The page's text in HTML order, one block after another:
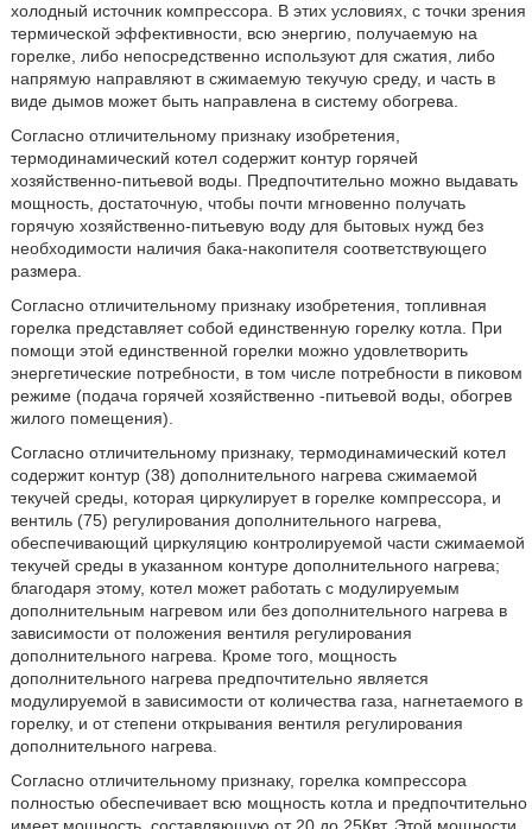
холодный источник компрессора. В этих условиях, с точки зрения
термической эффективности, всю энергию, получаемую на
горелке, либо непосредственно используют для сжатия, либо
напрямую направляют в сжимаемую текучую среду, и часть в
виде дымов может быть направлена в систему обогрева.
Согласно отличительному признаку изобретения,
термодинамический котел содержит контур горячей
хозяйственно-питьевой воды. Предпочтительно можно выдавать
мощность, достаточную, чтобы почти мгновенно получать
горячую хозяйственно-питьевую воду для бытовых нужд без
необходимости наличия бака-накопителя соответствующего
размера.
Согласно отличительному признаку изобретения, топливная
горелка представляет собой единственную горелку котла. При
помощи этой единственной горелки можно удовлетворить
энергетические потребности, в том числе потребности в пиковом
режиме (подача горячей хозяйственно -питьевой воды, обогрев
жилого помещения).
Согласно отличительному признаку, термодинамический котел
содержит контур (38) дополнительного нагрева сжимаемой
текучей среды, которая циркулирует в горелке компрессора, и
вентиль (75) регулирования дополнительного нагрева,
обеспечивающий циркуляцию контролируемой части сжимаемой
текучей среды в указанном контуре дополнительного нагрева;
благодаря этому, котел может работать с модулируемым
дополнительным нагревом или без дополнительного нагрева в
зависимости от положения вентиля регулирования
дополнительного нагрева. Кроме того, мощность
дополнительного нагрева предпочтительно является
модулируемой в зависимости от количества газа, нагнетаемого в
горелку, и от степени открывания вентиля регулирования
дополнительного нагрева.
Согласно отличительному признаку, горелка компрессора
полностью обеспечивает всю мощность котла и предпочтительно